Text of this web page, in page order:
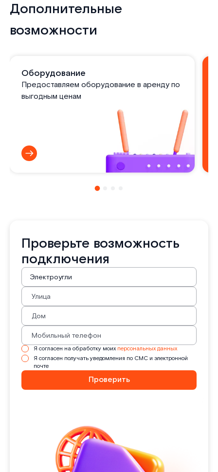
Дополнительные
возможности
Оборудование
Предоставляем оборудование в аренду по
выгодным ценам
Проверьте возможность
подключения
Я согласен на обработку моих персональных данных
Я согласен получать уведомления по СМС и электронной
почте
Проверить